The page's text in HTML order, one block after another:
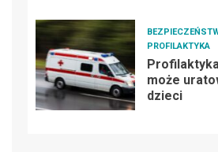
PROFILAKTYKA
może
dzieci